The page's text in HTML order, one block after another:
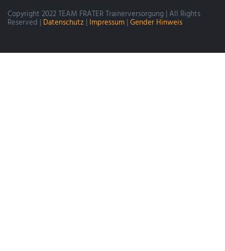
Copyright 2022 TEAM FRATER Trainerversorgung | All Rights
Reserved | Datenschutz | Impressum | Gender Hinweis